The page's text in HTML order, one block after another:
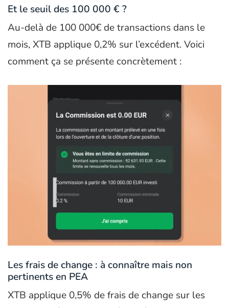
Et le seuil des 100 000 € ?
Au-delà de 100 000€ de transactions dans le
mois, XTB applique 0,2% sur l’excédent. Voici
comment ça se présente concrètement :
Les frais de change : à connaître mais non
pertinents en PEA
XTB applique 0,5% de frais de change sur les